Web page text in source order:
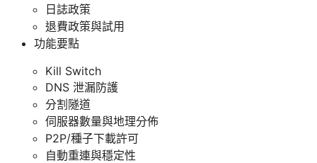
日誌政策
退費政策與試用
功能要點
Kill Switch
DNS 泄漏防護
分割隧道
伺服器數量與地理分佈
P2P/種子下載許可
自動重連與穩定性